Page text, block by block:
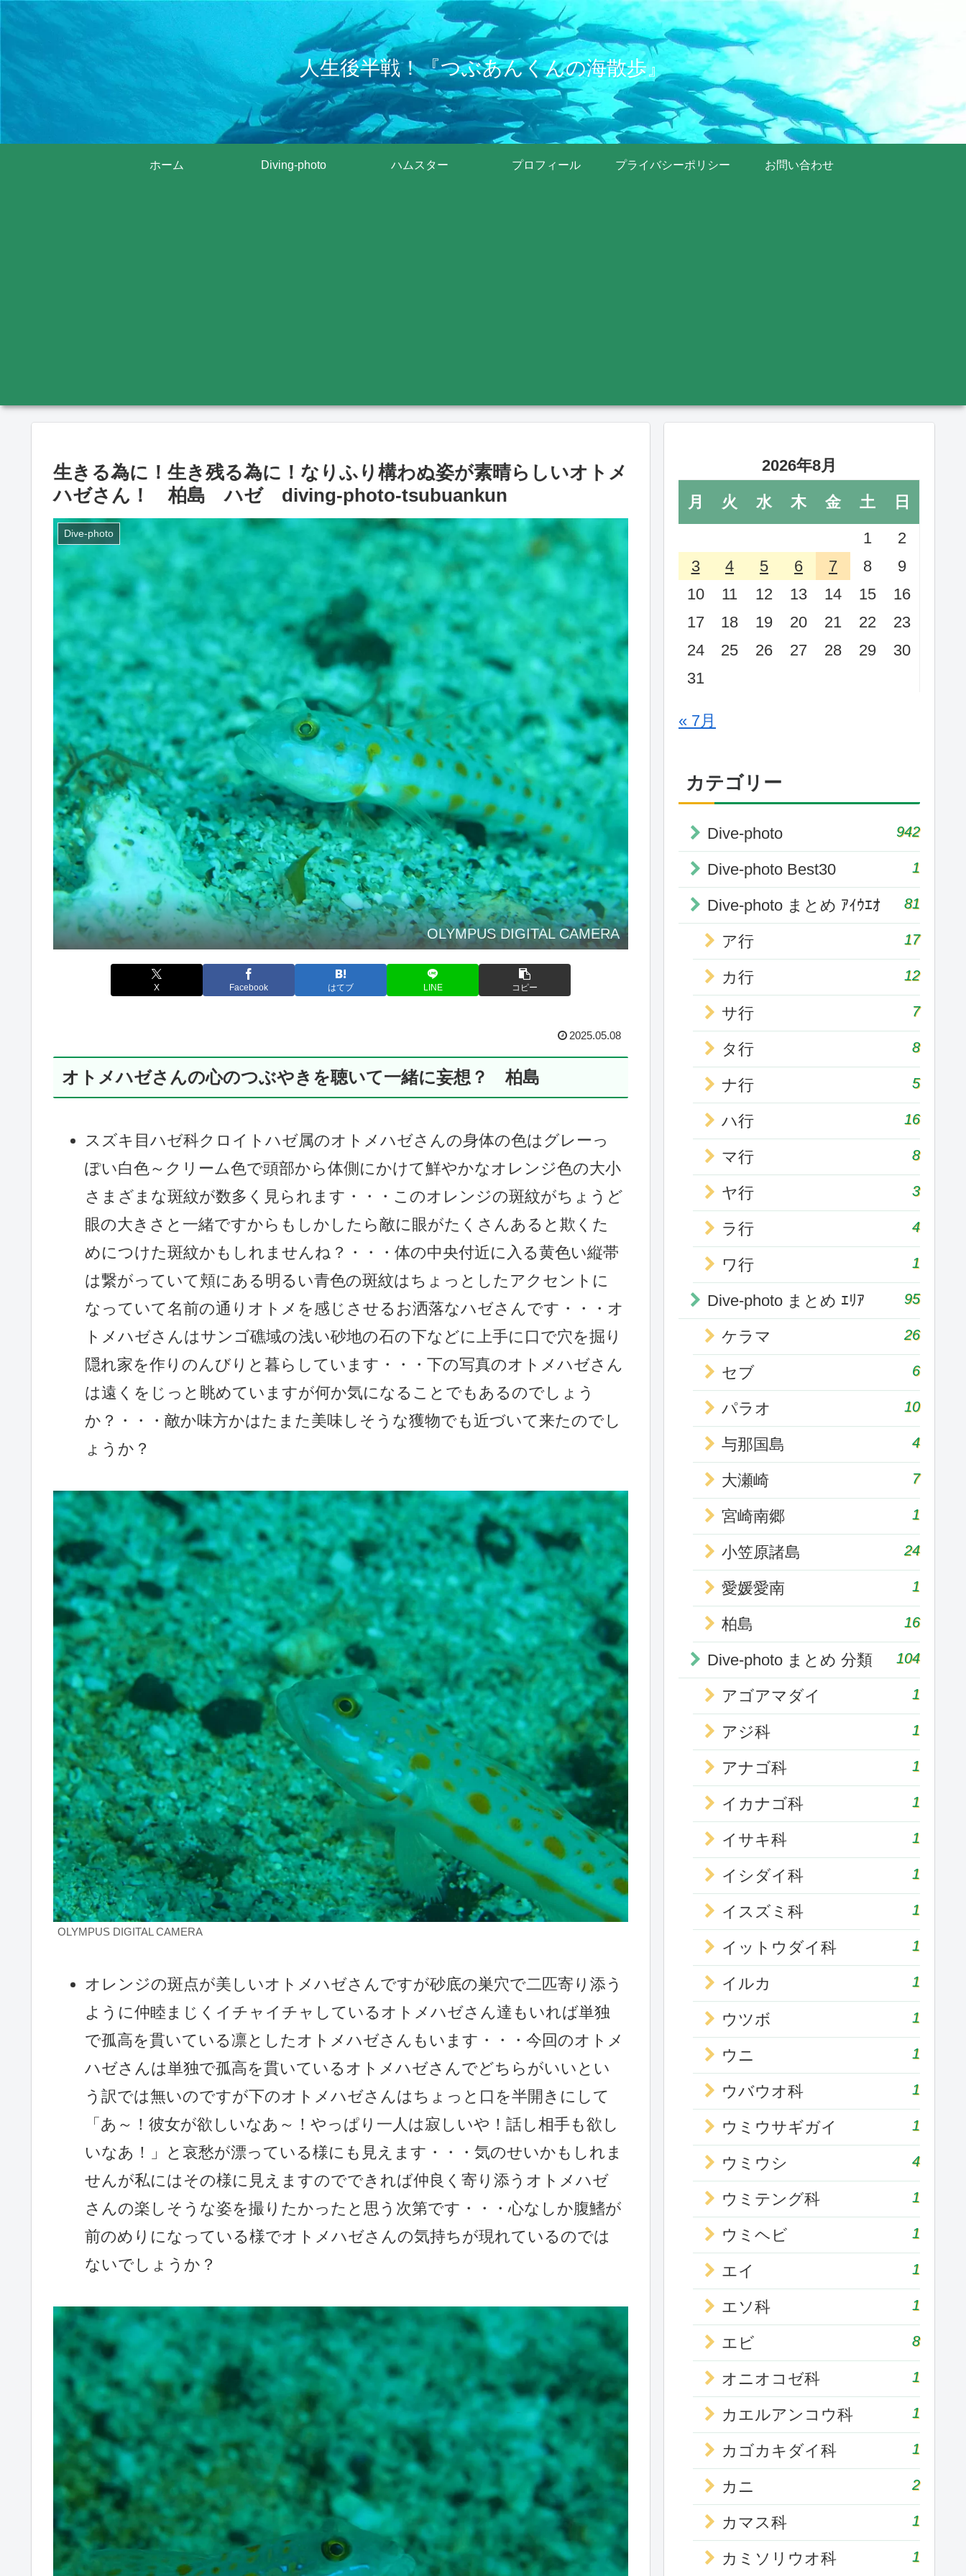
人生後半戦！『つぶあんくんの海散歩』
ホーム Diving-photo ハムスター プロフィール プライバシーポリシー お問い合わせ
生きる為に！生き残る為に！なりふり構わぬ姿が素晴らしいオトメ
ハゼさん！ 柏島 ハゼ diving-photo‐tsubuankun
Dive-photo
OLYMPUS DIGITAL CAMERA
X Facebook はてブ LINE コピー
2025.05.08
オトメハゼさんの心のつぶやきを聴いて一緒に妄想？ 柏島
スズキ目ハゼ科クロイトハゼ属のオトメハゼさんの身体の色はグレーっ
ぽい白色～クリーム色で頭部から体側にかけて鮮やかなオレンジ色の大小
さまざまな斑紋が数多く見られます・・・このオレンジの斑紋がちょうど
眼の大きさと一緒ですからもしかしたら敵に眼がたくさんあると欺くた
めにつけた斑紋かもしれませんね？・・・体の中央付近に入る黄色い縦帯
は繋がっていて頬にある明るい青色の斑紋はちょっとしたアクセントに
なっていて名前の通りオトメを感じさせるお洒落なハゼさんです・・・オ
トメハゼさんはサンゴ礁域の浅い砂地の石の下などに上手に口で穴を掘り
隠れ家を作りのんびりと暮らしています・・・下の写真のオトメハゼさん
は遠くをじっと眺めていますが何か気になることでもあるのでしょう
か？・・・敵か味方かはたまた美味しそうな獲物でも近づいて来たのでし
ょうか？
OLYMPUS DIGITAL CAMERA
オレンジの斑点が美しいオトメハゼさんですが砂底の巣穴で二匹寄り添う
ように仲睦まじくイチャイチャしているオトメハゼさん達もいれば単独
で孤高を貫いている凛としたオトメハゼさんもいます・・・今回のオトメ
ハゼさんは単独で孤高を貫いているオトメハゼさんでどちらがいいとい
う訳では無いのですが下のオトメハゼさんはちょっと口を半開きにして
「あ～！彼女が欲しいなあ～！やっぱり一人は寂しいや！話し相手も欲し
いなあ！」と哀愁が漂っている様にも見えます・・・気のせいかもしれま
せんが私にはその様に見えますのでできれば仲良く寄り添うオトメハゼ
さんの楽しそうな姿を撮りたかったと思う次第です・・・心なしか腹鰭が
前のめりになっている様でオトメハゼさんの気持ちが現れているのでは
ないでしょうか？
2026年8月
月 火 水 木 金 土
日
1
2
3
4 5 6 7 8
9
10
11 12 13 14 15
16
17
18 19 20 21 22
23
24
25 26 27 28 29
30
31
« 7月
カテゴリー
Dive-photo 942
Dive-photo Best30 1
Dive-photo まとめ ｱｲｳｴｵ 81
ア行 17
カ行 12
サ行 7
タ行 8
ナ行 5
ハ行 16
マ行 8
ヤ行 3
ラ行 4
ワ行 1
Dive-photo まとめ ｴﾘｱ 95
ケラマ 26
セブ 6
パラオ 10
与那国島 4
大瀬崎 7
宮崎南郷 1
小笠原諸島 24
愛媛愛南 1
柏島 16
Dive-photo まとめ 分類 104
アゴアマダイ 1
アジ科 1
アナゴ科 1
イカナゴ科 1
イサキ科 1
イシダイ科 1
イスズミ科 1
イットウダイ科 1
イルカ 1
ウツボ 1
ウニ 1
ウバウオ科 1
ウミウサギガイ 1
ウミウシ 4
ウミテング科 1
ウミヘビ 1
エイ 1
エソ科 1
エビ 8
オニオコゼ科 1
カエルアンコウ科 1
カゴカキダイ科 1
カニ 2
カマス科 1
カミソリウオ科 1